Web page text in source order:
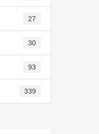
27
30
93
339